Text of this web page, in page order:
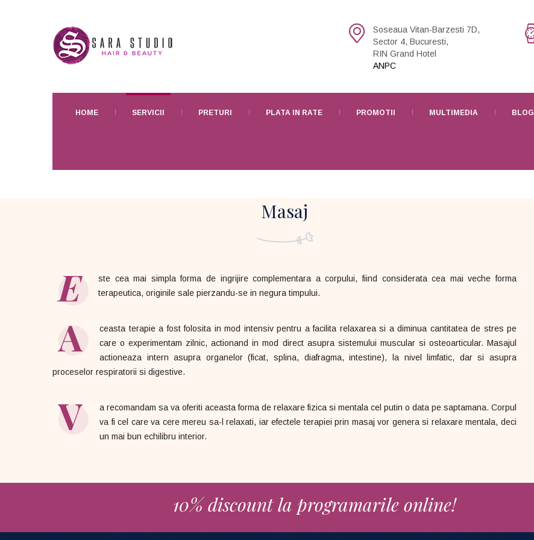
Soseaua Vitan-Barzesti 7D,
Sector 4, Bucuresti,
RIN Grand Hotel
ANPC
HOME SERVICII PRETURI PLATA IN RATE PROMOTII MULTIMEDIA BLOG
Masaj
E
ste cea mai simpla forma de ingrijire complementara a corpului, fiind considerata cea mai veche forma
terapeutica, originile sale pierzandu-se in negura timpului.
A
ceasta terapie a fost folosita in mod intensiv pentru a facilita relaxarea si a diminua cantitatea de stres pe
care o experimentam zilnic, actionand in mod direct asupra sistemului muscular si osteoarticular. Masajul
actioneaza intern asupra organelor (ficat, splina, diafragma, intestine), la nivel limfatic, dar si asupra
proceselor respiratorii si digestive.
V
a recomandam sa va oferiti aceasta forma de relaxare fizica si mentala cel putin o data pe saptamana. Corpul
va fi cel care va cere mereu sa-l relaxati, iar efectele terapiei prin masaj vor genera si relaxare mentala, deci
un mai bun echilibru interior.
10% discount la programarile online!